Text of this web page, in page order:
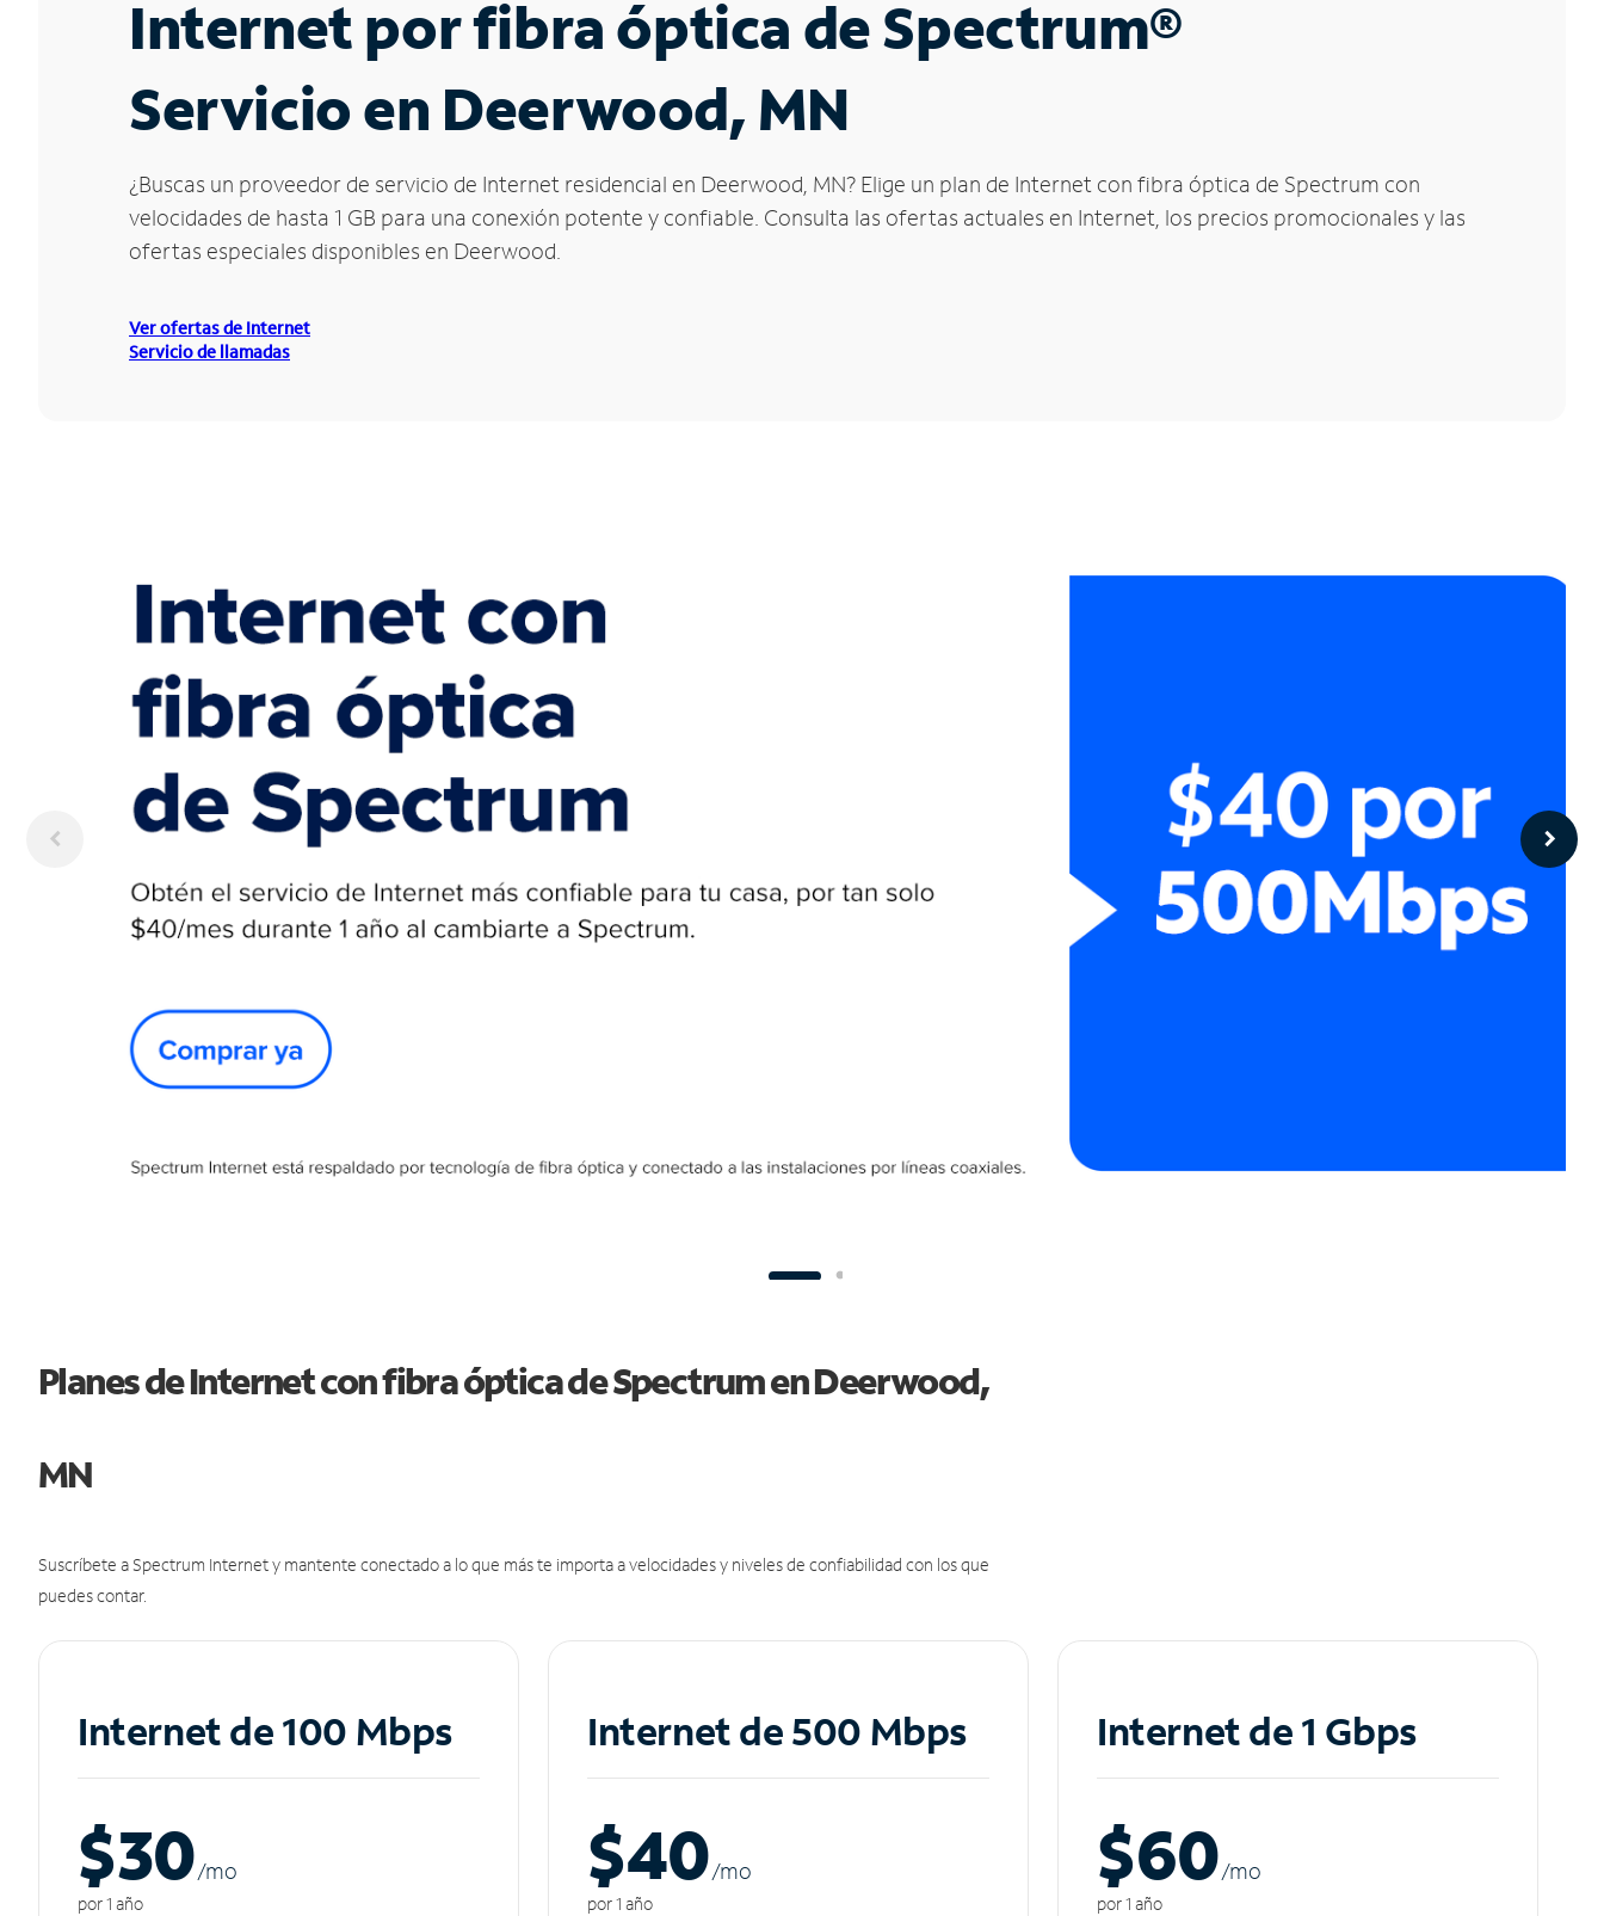
Internet por fibra óptica de Spectrum®
Servicio en Deerwood, MN
¿Buscas un proveedor de servicio de Internet residencial en Deerwood, MN? Elige un plan de Internet con fibra óptica de Spectrum con
velocidades de hasta 1 GB para una conexión potente y confiable. Consulta las ofertas actuales en Internet, los precios promocionales y las
ofertas especiales disponibles en Deerwood.
Ver ofertas de Internet
Servicio de llamadas
Planes de Internet con fibra óptica de Spectrum en Deerwood,
MN
Suscríbete a Spectrum Internet y mantente conectado a lo que más te importa a velocidades y niveles de confiabilidad con los que
puedes contar.
Internet de 100 Mbps
$30/mo
por 1 año
Internet de 500 Mbps
$40/mo
por 1 año
Internet de 1 Gbps
$60/mo
por 1 año